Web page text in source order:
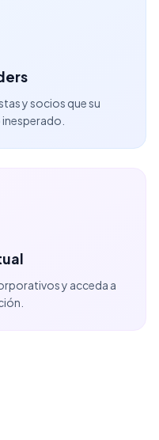
y socios que su
y acceda a